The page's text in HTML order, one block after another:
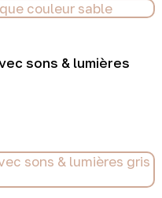
sons & lumières